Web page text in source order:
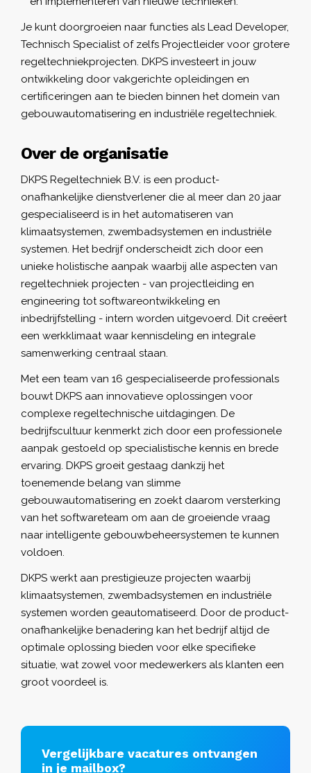
Je kunt doorgroeien naar functies als Lead Developer,
Technisch Specialist of zelfs Projectleider voor grotere
regeltechniekprojecten. DKPS investeert in jouw
ontwikkeling door vakgerichte opleidingen en
certificeringen aan te bieden binnen het domein van
gebouwautomatisering en industriële regeltechniek.
Over de organisatie
DKPS Regeltechniek B.V. is een product-
onafhankelijke dienstverlener die al meer dan 20 jaar
gespecialiseerd is in het automatiseren van
klimaatsystemen, zwembadsystemen en industriële
systemen. Het bedrijf onderscheidt zich door een
unieke holistische aanpak waarbij alle aspecten van
regeltechniek projecten - van projectleiding en
engineering tot softwareontwikkeling en
inbedrijfstelling - intern worden uitgevoerd. Dit creëert
een werkklimaat waar kennisdeling en integrale
samenwerking centraal staan.
Met een team van 16 gespecialiseerde professionals
bouwt DKPS aan innovatieve oplossingen voor
complexe regeltechnische uitdagingen. De
bedrijfscultuur kenmerkt zich door een professionele
aanpak gestoeld op specialistische kennis en brede
ervaring. DKPS groeit gestaag dankzij het
toenemende belang van slimme
gebouwautomatisering en zoekt daarom versterking
van het softwareteam om aan de groeiende vraag
naar intelligente gebouwbeheersystemen te kunnen
voldoen.
DKPS werkt aan prestigieuze projecten waarbij
klimaatsystemen, zwembadsystemen en industriële
systemen worden geautomatiseerd. Door de product-
onafhankelijke benadering kan het bedrijf altijd de
optimale oplossing bieden voor elke specifieke
situatie, wat zowel voor medewerkers als klanten een
groot voordeel is.
Vergelijkbare vacatures ontvangen
in je mailbox?